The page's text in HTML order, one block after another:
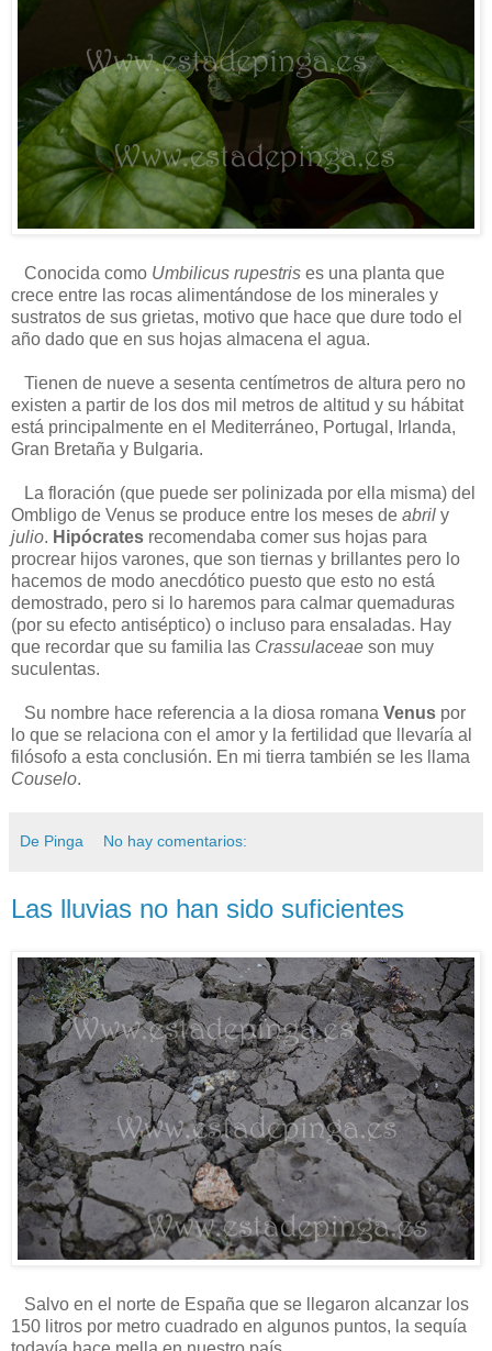
Conocida como Umbilicus rupestris es una planta que
crece entre las rocas alimentándose de los minerales y
sustratos de sus grietas, motivo que hace que dure todo el
año dado que en sus hojas almacena el agua.
Tienen de nueve a sesenta centímetros de altura pero no
existen a partir de los dos mil metros de altitud y su hábitat
está principalmente en el Mediterráneo, Portugal, Irlanda,
Gran Bretaña y Bulgaria.
La floración (que puede ser polinizada por ella misma) del
Ombligo de Venus se produce entre los meses de abril y
julio. Hipócrates recomendaba comer sus hojas para
procrear hijos varones, que son tiernas y brillantes pero lo
hacemos de modo anecdótico puesto que esto no está
demostrado, pero si lo haremos para calmar quemaduras
(por su efecto antiséptico) o incluso para ensaladas. Hay
que recordar que su familia las Crassulaceae son muy
suculentas.
Su nombre hace referencia a la diosa romana Venus por
lo que se relaciona con el amor y la fertilidad que llevaría al
filósofo a esta conclusión. En mi tierra también se les llama
Couselo.
De Pinga No hay comentarios:
Las lluvias no han sido suficientes
Salvo en el norte de España que se llegaron alcanzar los
150 litros por metro cuadrado en algunos puntos, la sequía